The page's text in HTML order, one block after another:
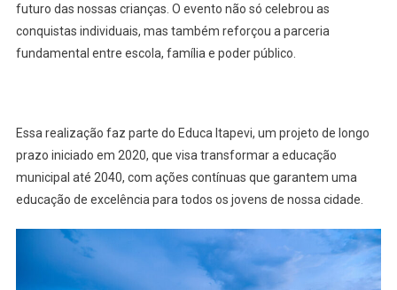
futuro das nossas crianças. O evento não só celebrou as
conquistas individuais, mas também reforçou a parceria
fundamental entre escola, família e poder público.
Essa realização faz parte do Educa Itapevi, um projeto de longo
prazo iniciado em 2020, que visa transformar a educação
municipal até 2040, com ações contínuas que garantem uma
educação de excelência para todos os jovens de nossa cidade.